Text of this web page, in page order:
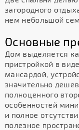
загородного
нем небольшой
Основные
Дом выделяется
пристройкой в
мансардой,
значительно
полноценного
особенностей
и полное
полезное